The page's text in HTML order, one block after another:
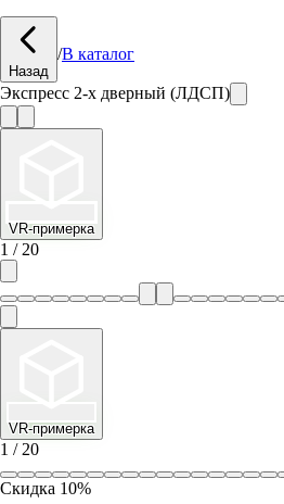
Назад
/В каталог
Экспресс 2-х дверный (ЛДСП)
VR-примерка
1 / 20
VR-примерка
1 / 20
Скидка 10%